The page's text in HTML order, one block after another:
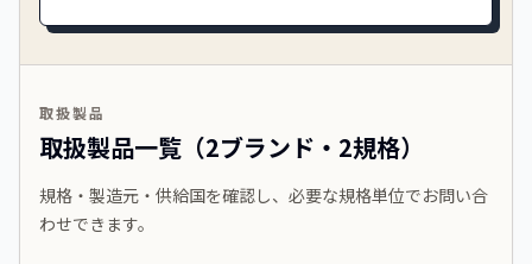
取扱製品
取扱製品一覧（2ブランド・2規格）
規格・製造元・供給国を確認し、必要な規格単位でお問い合
わせできます。